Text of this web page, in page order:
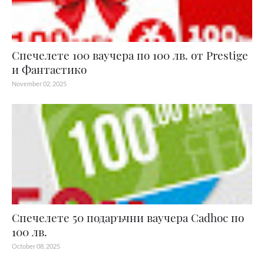
Спечелете 100 ваучера по 100 лв. от Prestige
и Фантастико
November 02, 2025
Спечелете 50 подаръчни ваучера Cadhoc по
100 лв.
October 08, 2025